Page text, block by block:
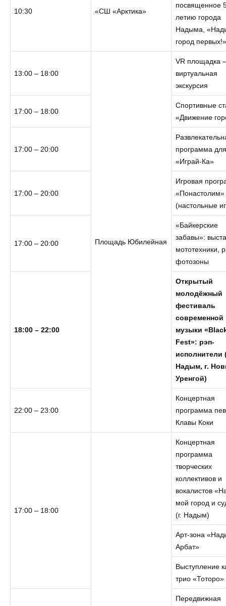
10:30 «СШ «Арктика»
посвященное
летию города
Надыма,
город
13:00 – 18:00
Площадь Юбилейная
VR площадка
виртуальная
экскурсия
17:00 – 18:00
Спортивные
«Движение
17:00 – 20:00
программа
«Играй-Ка»
17:00 – 20:00
Игровая
«Понастолим»
(настольные
17:00 – 20:00
«Байкерские
забавы»:
мототехники,
фотозоны
18:00 – 22:00
Открытый
молодёжный
фестиваль
современной
музыки
Fest»: рэп-
исполнители
Надым, г.
Уренгой)
22:00 – 23:00
Концертная
программа
Клавы Коки
17:00 – 18:00
Концертная
программа
творческих
коллективов и
вокалистов
мой город и
(г. Надым)
Арт-зона
Арбат»
Выступление
трио «Тоторо»
Передвижная